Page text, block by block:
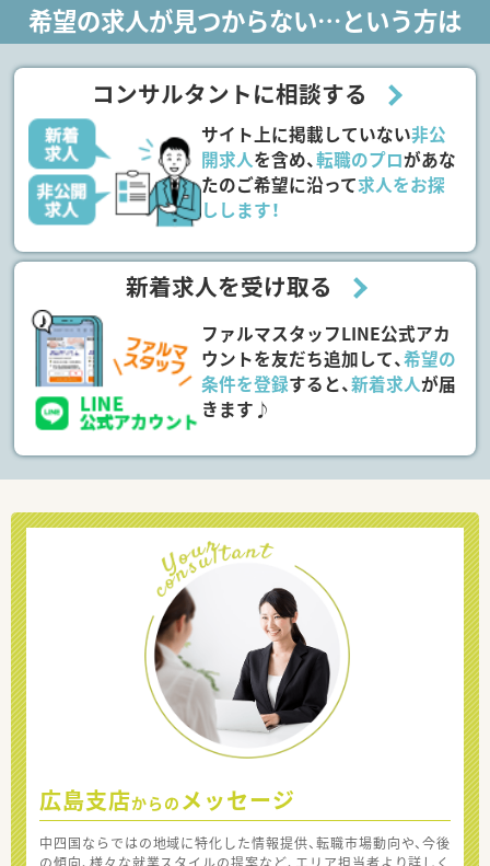
希望の求人が見つからない…という方は
コンサルタントに相談する
サイト上に掲載していない非公
開求人を含め、転職のプロがあな
たのご希望に沿って求人をお探
しします！
新着求人を受け取る
ファルマスタッフLINE公式アカ
ウントを友だち追加して、希望の
条件を登録すると、新着求人が届
きます♪
広島支店からの メッセージ
中四国ならではの地域に特化した情報提供、転職市場動向や、今後